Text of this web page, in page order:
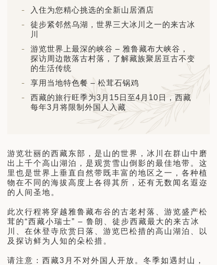
阿拉伯 · 奇迹王国 (2026 年 11
— 26 日)
之旅: 搭乘银海邮轮 “奋进号” 的
旅程（2026 年 12 月 4 日至 14
入住为您精心挑选的全新山居酒店
徒步紧邻然乌湖，世界三大冰川之一的来古冰
川
游览世界上最深的峡谷 – 雅鲁藏布大峡谷，
探访周边散落古村落，了解藏族聚居亘古不变
的生活传统
享用当地特色餐 – 松茸石锅鸡
西藏的旅行旺季为3月15日至4月10日，西藏
每年3月将限制外国人入藏
游览壮丽的西藏东部，是山的世界，冰川在群山中磨
出上千个高山湖泊，是观赏雪山倒影的最佳地带。这
里也是世界上垂直自然带既丰富的地区之一，各种植
物在不同的海拔高度上各得其所，还有无数闻名遐迩
的人间圣地。
此次行程将穿越雅鲁藏布谷的古老村落、游览盛产松
茸的“西藏小瑞士” – 鲁朗、徒步西藏最大的来古冰
川、在休登寺欣赏日落、游览巴松措的高山湖泊、以
及探访鲜为人知的朵松措。
请注意：西藏3月不对外国人开放。冬季如遇封山，